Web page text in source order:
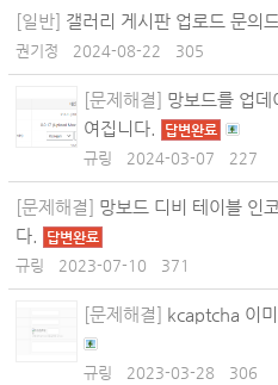
[일반] 갤러리 게시판 업로드 문의
권기정 2024-08-22 305
[문제해결] 망보드를 업
여집니다.
답변완료
규링 2024-03-07 227
[문제해결] 망보드 디비 테이블 인
다.
답변완료
규링 2023-07-10 371
[문제해결] kcaptcha 이
규링 2023-03-28 306